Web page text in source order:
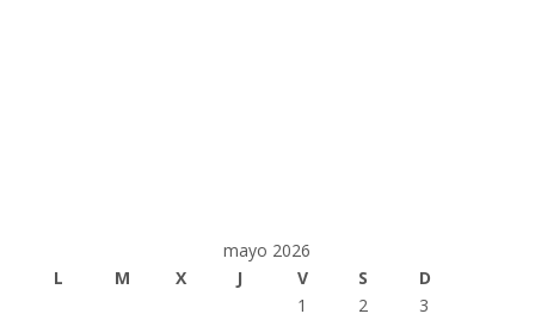
mayo 2026
L
M X J V S
D
1
2
3